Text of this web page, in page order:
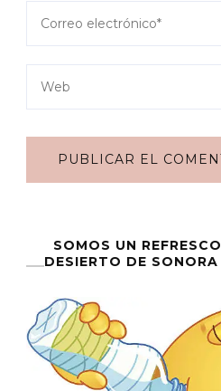
SOMOS UN
DESIERTO DE SONORA